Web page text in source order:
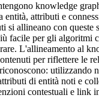
knowledge
entità, attributi e
si allineano con queste
facile per gli algoritmi
L'allineamento al
per riflettere le
utilizzando
di entità noti e
contestuali e link